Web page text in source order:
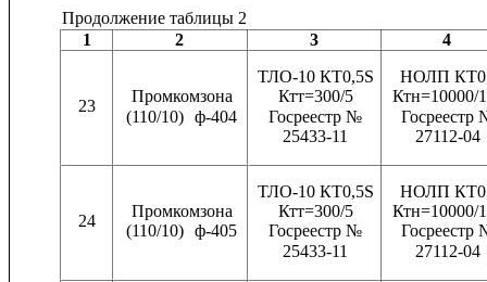
23
Промкомзона
(110/10) ф-404
ТЛО-10 КТ0,5S
Ктт=300/5
Госреестр №
25433-11
НОЛП
Ктн=10000/
Госреестр
27112-04
24
Промкомзона
(110/10) ф-405
ТЛО-10 КТ0,5S
Ктт=300/5
Госреестр №
25433-11
НОЛП
Ктн=10000/
Госреестр
27112-04
Продолжение таблицы 2
1
2 3 4